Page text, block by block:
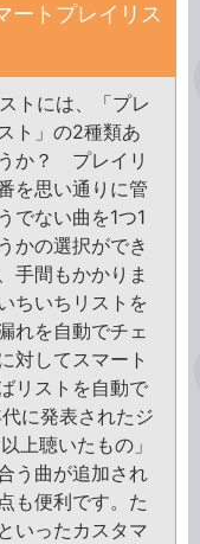
ートプレイリス
トには、「プレ
ト」の2種類あ
か？ プレイリ
を思い通りに管
でない曲を1つ1
かの選択ができ
手間もかかりま
ちいちリストを
れを自動でチェ
対してスマート
リストを自動で
に発表されたジ
上聴いたもの」
う曲が追加され
も便利です。た
いったカスタマ